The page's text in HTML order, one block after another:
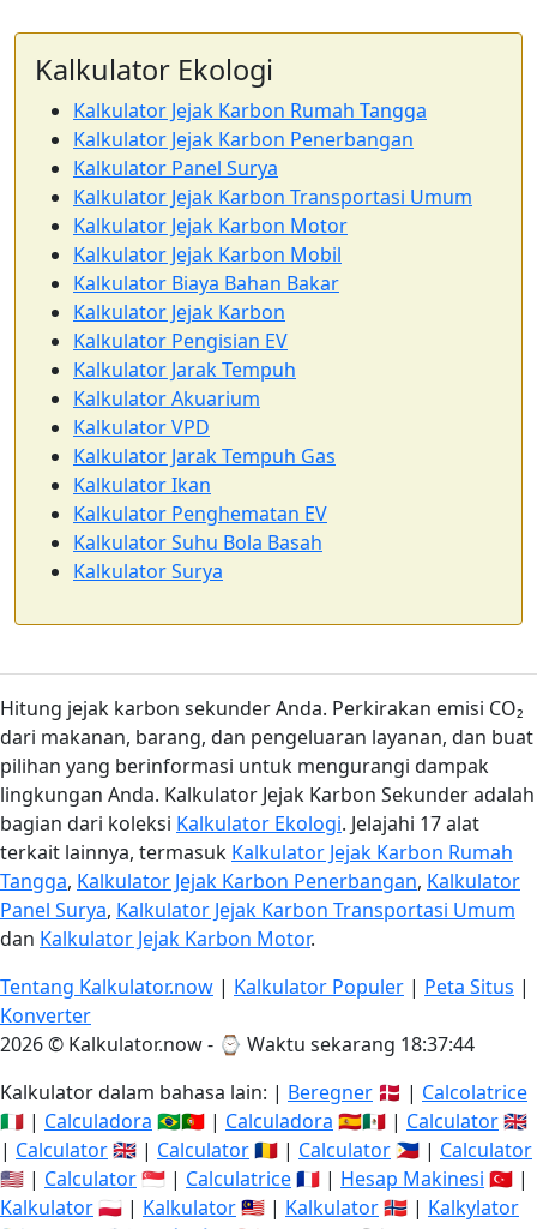
Kalkulator Ekologi
Kalkulator Jejak Karbon Rumah Tangga
Kalkulator Jejak Karbon Penerbangan
Kalkulator Panel Surya
Kalkulator Jejak Karbon Transportasi Umum
Kalkulator Jejak Karbon Motor
Kalkulator Jejak Karbon Mobil
Kalkulator Biaya Bahan Bakar
Kalkulator Jejak Karbon
Kalkulator Pengisian EV
Kalkulator Jarak Tempuh
Kalkulator Akuarium
Kalkulator VPD
Kalkulator Jarak Tempuh Gas
Kalkulator Ikan
Kalkulator Penghematan EV
Kalkulator Suhu Bola Basah
Kalkulator Surya
Hitung jejak karbon sekunder Anda. Perkirakan emisi CO₂
dari makanan, barang, dan pengeluaran layanan, dan buat
pilihan yang berinformasi untuk mengurangi dampak
lingkungan Anda. Kalkulator Jejak Karbon Sekunder adalah
bagian dari koleksi Kalkulator Ekologi. Jelajahi 17 alat
terkait lainnya, termasuk Kalkulator Jejak Karbon Rumah
Tangga, Kalkulator Jejak Karbon Penerbangan, Kalkulator
Panel Surya, Kalkulator Jejak Karbon Transportasi Umum
dan Kalkulator Jejak Karbon Motor.
Tentang Kalkulator.now | Kalkulator Populer | Peta Situs |
Konverter
2026 © Kalkulator.now - ⌚ Waktu sekarang 18:37:44
Kalkulator dalam bahasa lain: | Beregner 🇩🇰 | Calcolatrice
🇮🇹 | Calculadora 🇧🇷🇵🇹 | Calculadora 🇪🇸🇲🇽 | Calculator🇬🇧
| Calculator🇬🇧 | Calculator🇷🇴 | Calculator 🇵🇭 | Calculator
🇺🇸 | Calculator🇸🇬 | Calculatrice🇫🇷 | Hesap Makinesi 🇹🇷 |
Kalkulator🇵🇱 | Kalkulator🇲🇾 | Kalkulator🇳🇴 | Kalkylator